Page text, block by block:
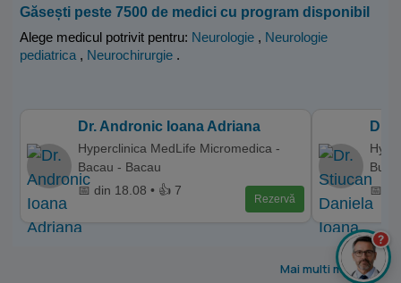
Găsești peste 7500 de medici cu program disponibil
Alege medicul potrivit pentru: Neurologie , Neurologie
pediatrica , Neurochirurgie .
Dr. Andronic Ioana Adriana
Hyperclinica MedLife Micromedica -
Bacau - Bacau
📅 din 18.08 • 👍 7
Rezervă
Dr.
📅
Mai multi medici >
?